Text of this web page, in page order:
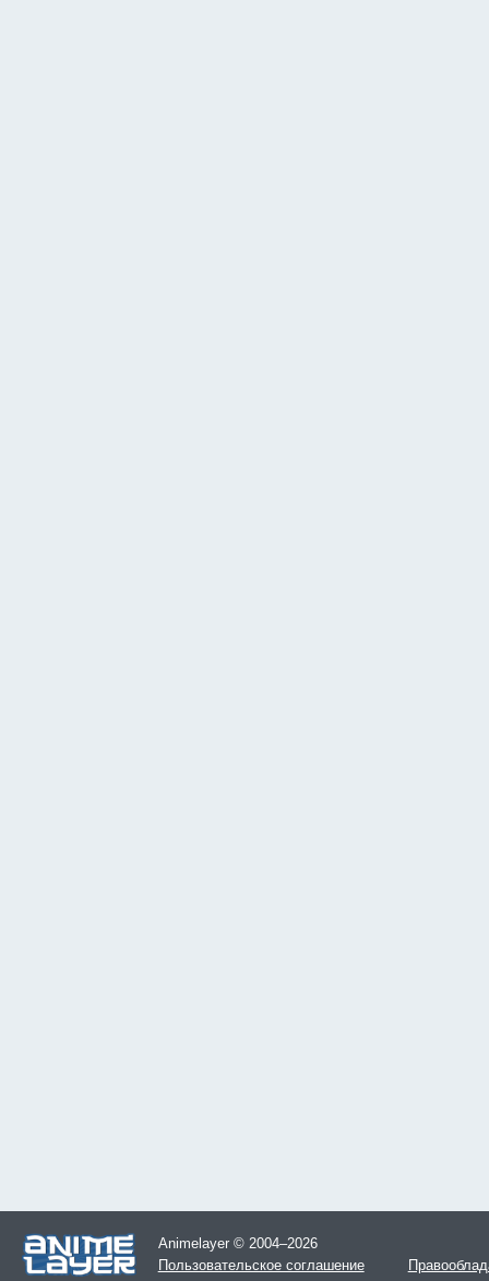
Animelayer © 2004–2026
Пользовательское соглашение